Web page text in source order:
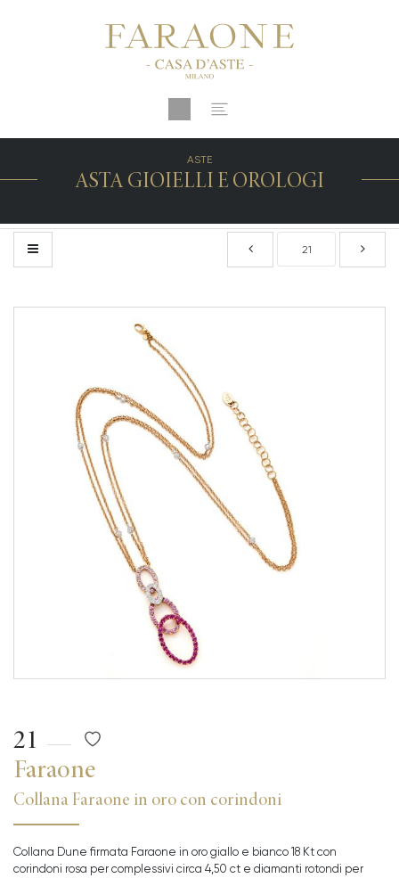
ASTE
ASTA GIOIELLI E OROLOGI
21
Faraone
Collana Faraone in oro con corindoni
Collana Dune firmata Faraone in oro giallo e bianco 18 Kt con
corindoni rosa per complessivi circa 4,50 ct e diamanti rotondi per